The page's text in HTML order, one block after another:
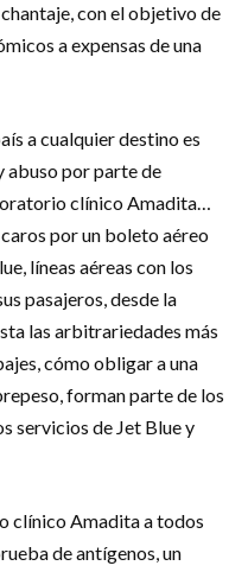
con el objetivo de
a expensas de una
a cualquier destino es
abuso por parte de
clínico Amadita…
por un boleto aéreo
líneas aéreas con los
pasajeros, desde la
las arbitrariedades más
cómo obligar a una
forman parte de los
servicios de Jet Blue y
clínico Amadita a todos
de antígenos, un